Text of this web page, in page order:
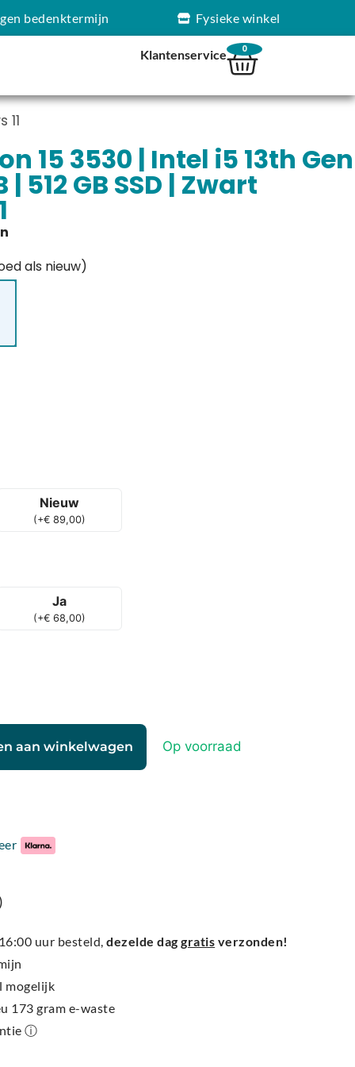
bedenktermijn Fysieke winkel
Klantenservice 0
11
15 3530 | Intel i5 13th Gen
| 512 GB SSD | Zwart
als nieuw)
Nieuw
(+€ 89,00)
Ja
(+€ 68,00)
aan winkelwagen Op voorraad
uur besteld,dezelde daggratis verzonden!
mogelijk
173 gram e-waste
ⓘ